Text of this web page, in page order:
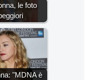
le foto
"MDNA è